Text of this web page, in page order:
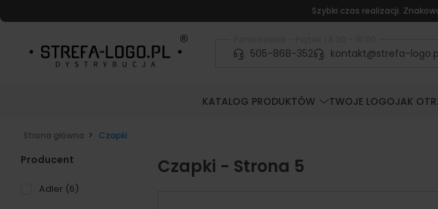
Szybki czas realizacji.
505-868-352 kontakt@strefa-
KATALOG PRODUKTÓW TWOJE LOGOJAK
Strona główna Czapki
Producent
Adler (6)
Czapki - Strona 5